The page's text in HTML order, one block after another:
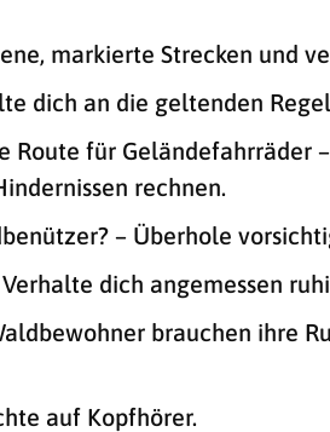
markierte Strecken und
dich an die geltenden
Route für Geländefahrräder
rechnen.
– Überhole
dich angemessen
brauchen ihre
auf Kopfhörer.